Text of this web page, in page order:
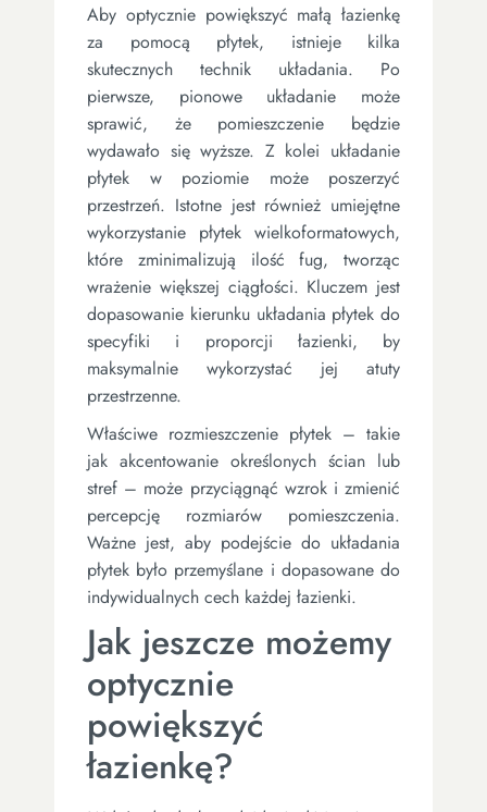
Aby optycznie powiększyć małą łazienkę
za pomocą płytek, istnieje kilka
skutecznych technik układania. Po
pierwsze, pionowe układanie może
sprawić, że pomieszczenie będzie
wydawało się wyższe. Z kolei układanie
płytek w poziomie może poszerzyć
przestrzeń. Istotne jest również umiejętne
wykorzystanie płytek wielkoformatowych,
które zminimalizują ilość fug, tworząc
wrażenie większej ciągłości. Kluczem jest
dopasowanie kierunku układania płytek do
specyfiki i proporcji łazienki, by
maksymalnie wykorzystać jej atuty
przestrzenne.
Właściwe rozmieszczenie płytek – takie
jak akcentowanie określonych ścian lub
stref – może przyciągnąć wzrok i zmienić
percepcję rozmiarów pomieszczenia.
Ważne jest, aby podejście do układania
płytek było przemyślane i dopasowane do
indywidualnych cech każdej łazienki.
Jak jeszcze możemy
optycznie
powiększyć
łazienkę?